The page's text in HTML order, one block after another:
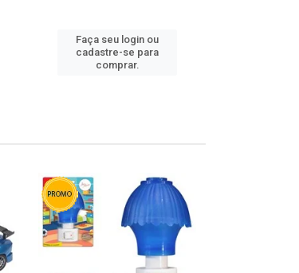
Faça seu login ou
cadastre-se para
comprar.